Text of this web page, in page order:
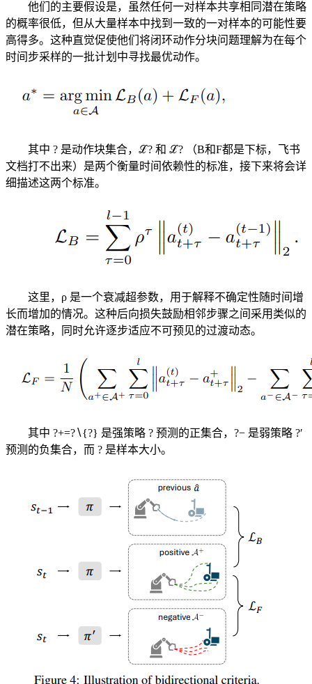
他们的主要假设是，虽然任何一对样本共享相同潜在策略
的概率很低，但从大量样本中找到一致的一对样本的可能性要
高得多。这种直觉促使他们将闭环动作分块问题理解为在每个
时间步采样的一批计划中寻找最优动作。
其中 ? 是动作块集合，ℒ? 和 ℒ? （B和F都是下标，飞书
文档打不出来）是两个衡量时间依赖性的标准，接下来将会详
细描述这两个标准。
这里，ρ 是一个衰减超参数，用于解释不确定性随时间增
长而增加的情况。这种后向损失鼓励相邻步骤之间采用类似的
潜在策略，同时允许逐步适应不可预见的过渡动态。
其中 ?+=?∖{?} 是强策略 ? 预测的正集合，?− 是弱策略 ?′
预测的负集合，而 ? 是样本大小。